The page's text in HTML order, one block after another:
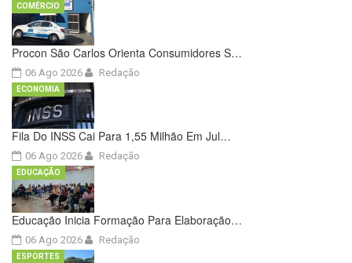
Procon São Carlos Orienta Consumidores S…
06 Ago 2026
COMÉRCIO
Redação
Fila Do INSS Cai Para 1,55 Milhão Em Jul…
06 Ago 2026
ECONOMIA
Redação
Educação Inicia Formação Para Elaboração…
06 Ago 2026
EDUCAÇÃO
Redação
ESPORTES